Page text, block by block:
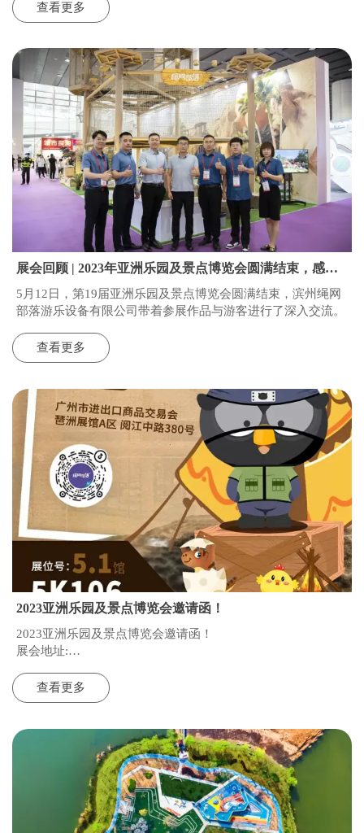
查看更多
展会回顾 | 2023年亚洲乐园及景点博览会圆满结束，感恩
所有相遇，期待下次相聚！
5月12日，第19届亚洲乐园及景点博览会圆满结束，滨州绳网
部落游乐设备有限公司带着参展作品与游客进行了深入交流。
查看更多
2023亚洲乐园及景点博览会邀请函！
2023亚洲乐园及景点博览会邀请函！
展会地址:
展会时间：2023年5月10日-12日场内展馆
5.1馆（5K106）展位
查看更多